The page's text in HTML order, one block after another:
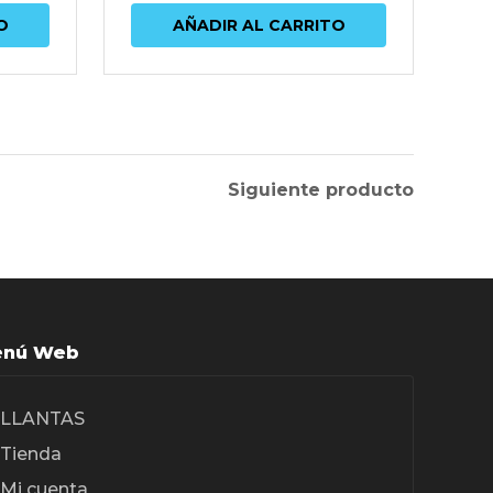
AÑADIR AL CARRITO
Siguiente producto
Web
LLANTAS
Tienda